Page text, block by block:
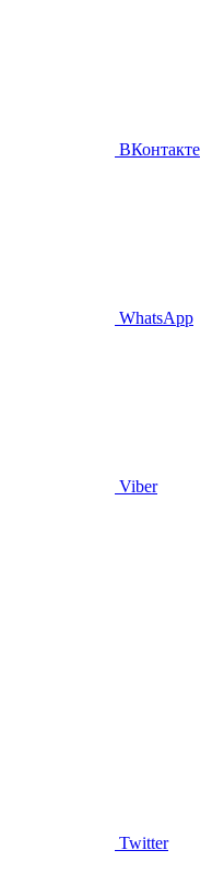
ВКонтакте
WhatsApp
Viber
Twitter